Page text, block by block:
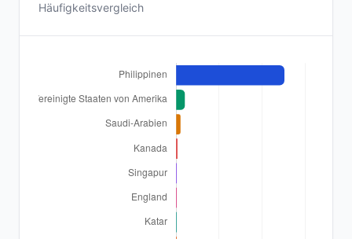
Häufigkeitsvergleich